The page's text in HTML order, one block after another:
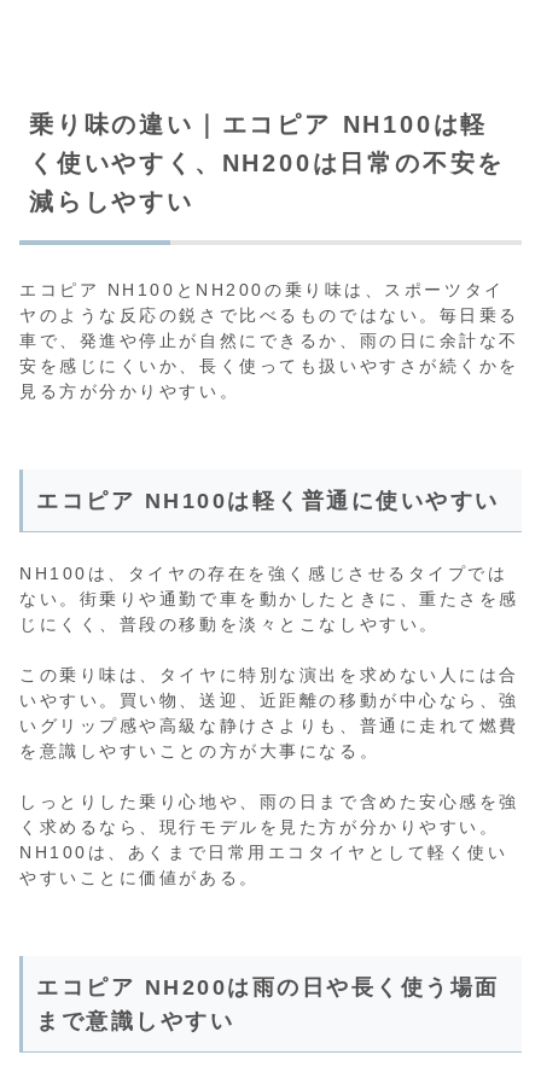
乗り味の違い｜エコピア NH100は軽
く使いやすく、NH200は日常の不安を
減らしやすい
エコピア NH100とNH200の乗り味は、スポーツタイ
ヤのような反応の鋭さで比べるものではない。毎日乗る
車で、発進や停止が自然にできるか、雨の日に余計な不
安を感じにくいか、長く使っても扱いやすさが続くかを
見る方が分かりやすい。
エコピア NH100は軽く普通に使いやすい
NH100は、タイヤの存在を強く感じさせるタイプでは
ない。街乗りや通勤で車を動かしたときに、重たさを感
じにくく、普段の移動を淡々とこなしやすい。
この乗り味は、タイヤに特別な演出を求めない人には合
いやすい。買い物、送迎、近距離の移動が中心なら、強
いグリップ感や高級な静けさよりも、普通に走れて燃費
を意識しやすいことの方が大事になる。
しっとりした乗り心地や、雨の日まで含めた安心感を強
く求めるなら、現行モデルを見た方が分かりやすい。
NH100は、あくまで日常用エコタイヤとして軽く使い
やすいことに価値がある。
エコピア NH200は雨の日や長く使う場面
まで意識しやすい